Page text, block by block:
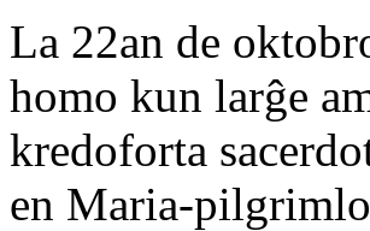
La 22an de
homo kun larĝe
kredoforta
en Maria-